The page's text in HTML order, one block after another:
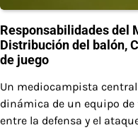
Responsabilidades del
Distribución del balón,
de juego
Un mediocampista
dinámica de un equipo
entre la defensa y el